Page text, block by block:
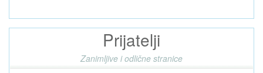
Prijatelji
Zanimljive i odlične stranice